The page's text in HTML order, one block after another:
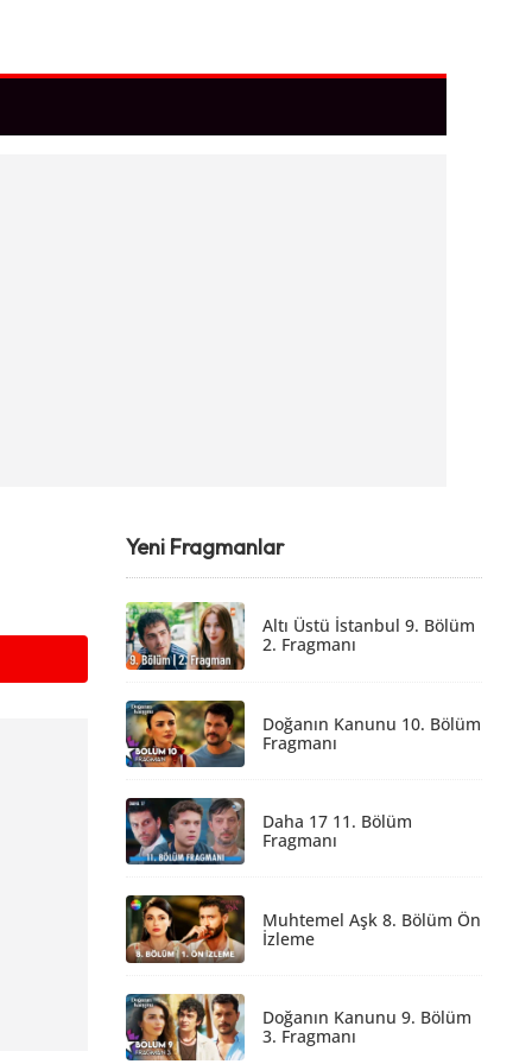
Yeni Fragmanlar
Altı Üstü İstanbul 9. Bölüm
2. Fragmanı
Doğanın Kanunu 10. Bölüm
Fragmanı
Daha 17 11. Bölüm
Fragmanı
Muhtemel Aşk 8. Bölüm Ön
İzleme
Doğanın Kanunu 9. Bölüm
3. Fragmanı